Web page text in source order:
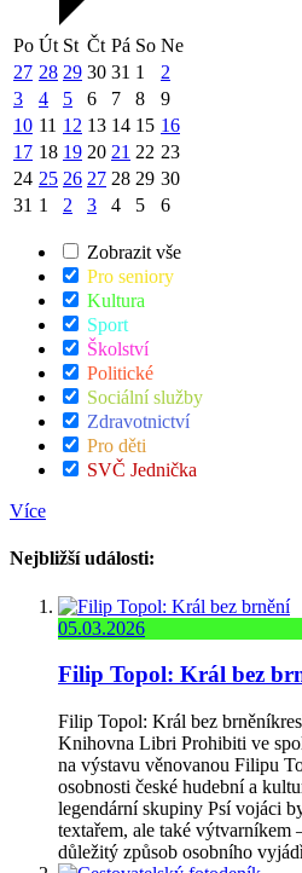
Po Út St Čt Pá So Ne
27 28 29 30 31 1
2
3
4 5 6 7 8
9
10 11 12 13 14 15 16
17 18 19 20 21 22 23
24 25 26 27 28 29 30
31 1 2 3 4 5 6
Zobrazit vše
Pro seniory
Kultura
Sport
Školství
Politické
Sociální služby
Zdravotnictví
Pro děti
SVČ Jednička
Více
Nejbližší události:
05.03.2026
Filip Topol: Král bez
Filip Topol: Král bez
Knihovna Libri Prohibiti ve
na výstavu věnovanou Filipu
osobnosti české hudební a
legendární skupiny Psí vojáci
textařem, ale také výtvarníkem
důležitý způsob osobního